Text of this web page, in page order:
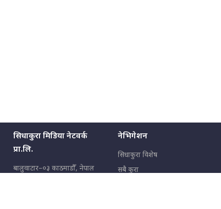
सिधाकुरा मिडिया नेटवर्क
प्रा.लि.
बालुवाटार–०३ काठमाडौँ, नेपाल
नेभिगेशन
सिधाकुरा विशेष
सबै कुरा